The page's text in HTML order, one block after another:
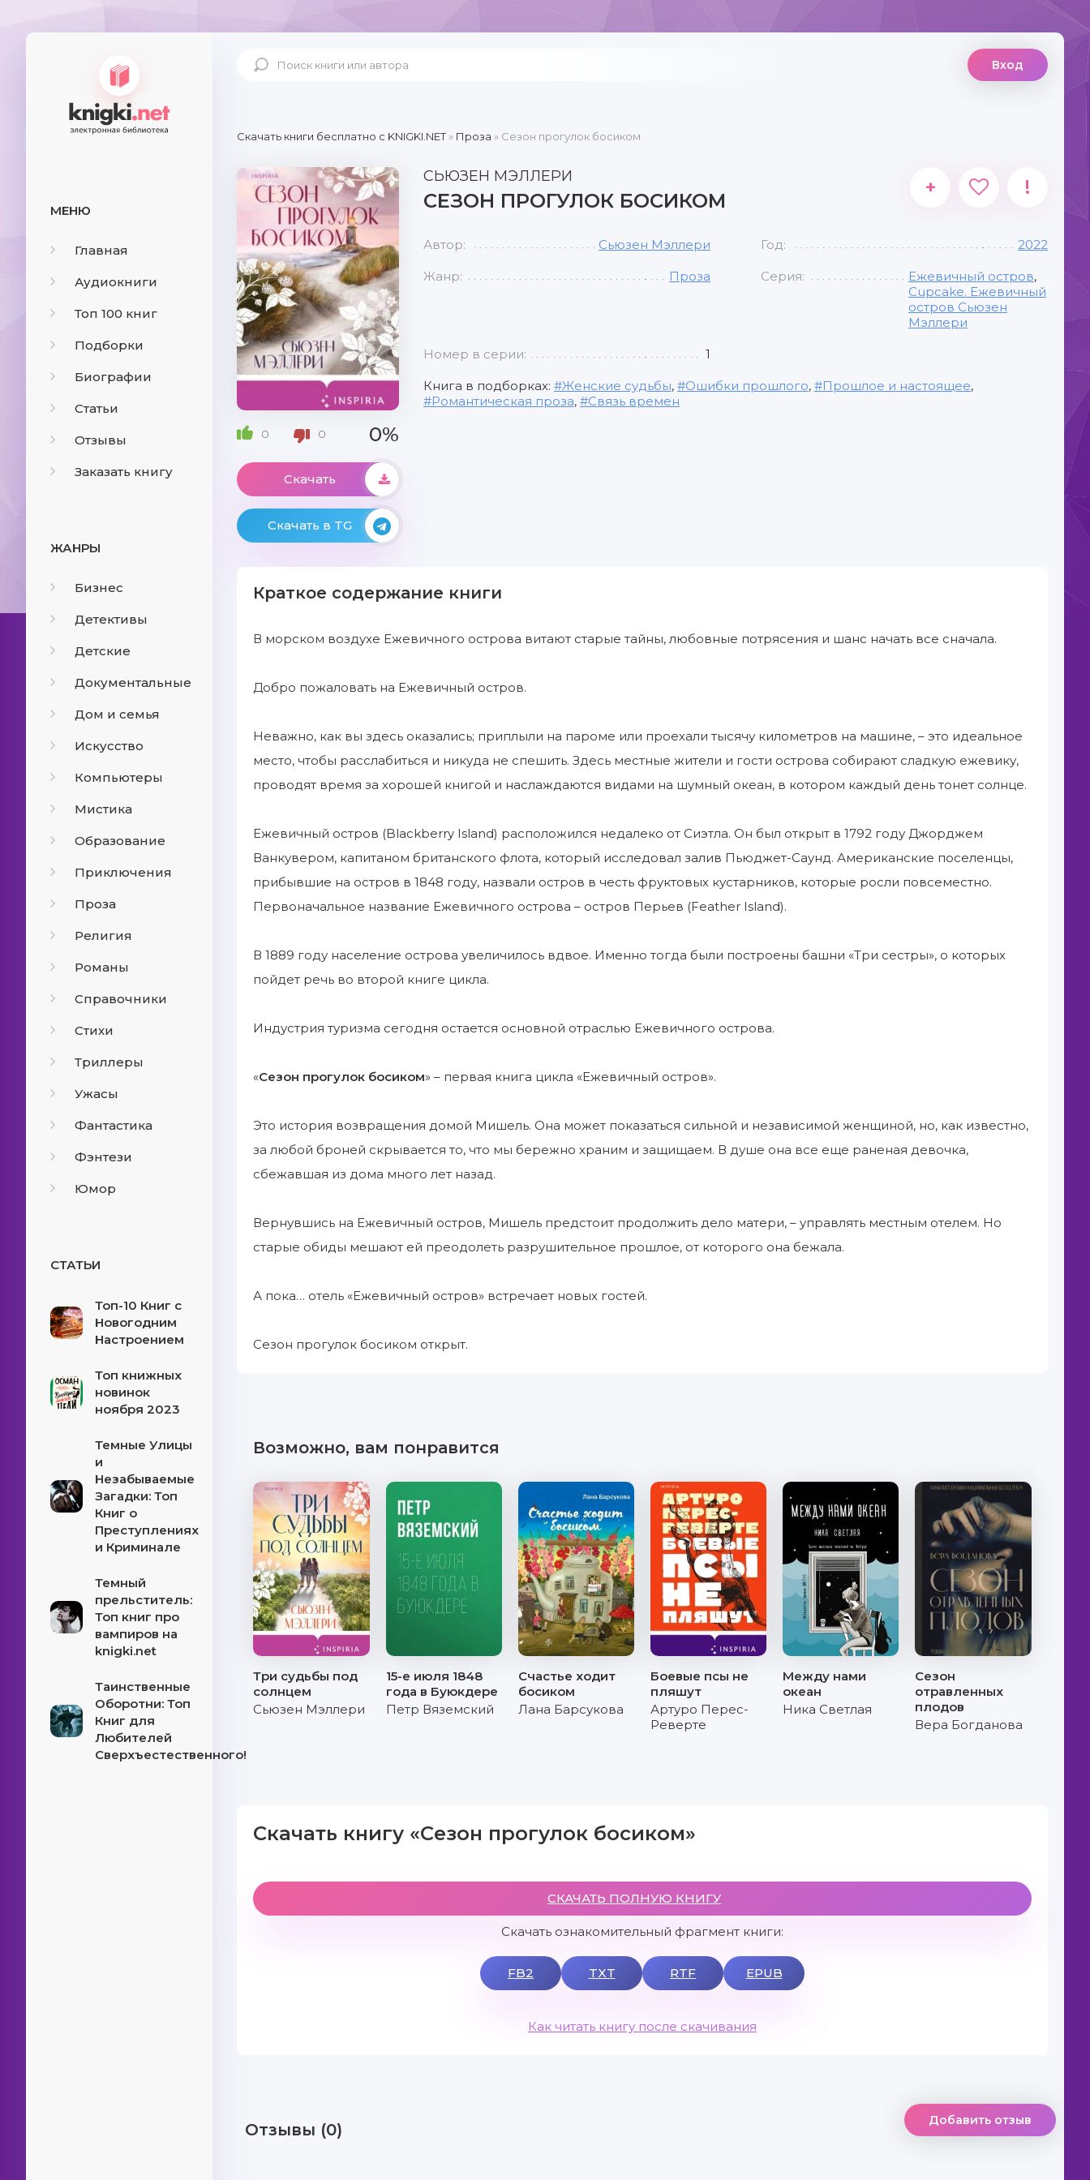
МЕНЮ
Главная
Аудиокниги
Топ 100 книг
Подборки
Биографии
Статьи
Отзывы
Заказать книгу
ЖАНРЫ
Бизнес
Детективы
Детские
Документальные
Дом и семья
Искусство
Компьютеры
Мистика
Образование
Приключения
Проза
Религия
Романы
Справочники
Стихи
Триллеры
Ужасы
Фантастика
Фэнтези
Юмор
СТАТЬИ
Топ-10 Книг с
Новогодним
Настроением
Топ книжных
новинок
ноября 2023
Темные Улицы
и
Незабываемые
Загадки: Топ
Книг о
Преступлениях
и Криминале
Темный
прельститель:
Топ книг про
вампиров на
knigki.net
Таинственные
Оборотни: Топ
Книг для
Любителей
Сверхъестественного!
Вход
Скачать книги бесплатно c KNIGKI.NET» Проза » Сезон прогулок босиком
0 0 0%
Скачать
Скачать в TG
СЬЮЗЕН МЭЛЛЕРИ
СЕЗОН ПРОГУЛОК БОСИКОМ
+ !
Автор: Сьюзен Мэллери Год: 2022
Жанр: Проза Серия: Ежевичный остров,
Cupcake. Ежевичный
остров Сьюзен
Мэллери
Номер в серии: 1
Книга в подборках: Женские судьбы, Ошибки прошлого, Прошлое и настоящее,
Романтическая проза, Связь времен
Краткое содержание книги
В морском воздухе Ежевичного острова витают старые тайны, любовные потрясения и шанс начать все сначала.
Добро пожаловать на Ежевичный остров.
Неважно, как вы здесь оказались; приплыли на пароме или проехали тысячу километров на машине, – это идеальное
место, чтобы расслабиться и никуда не спешить. Здесь местные жители и гости острова собирают сладкую ежевику,
проводят время за хорошей книгой и наслаждаются видами на шумный океан, в котором каждый день тонет солнце.
Ежевичный остров (Blackberry Island) расположился недалеко от Сиэтла. Он был открыт в 1792 году Джорджем
Ванкувером, капитаном британского флота, который исследовал залив Пьюджет-Саунд. Американские поселенцы,
прибывшие на остров в 1848 году, назвали остров в честь фруктовых кустарников, которые росли повсеместно.
Первоначальное название Ежевичного острова – остров Перьев (Feather Island).
В 1889 году население острова увеличилось вдвое. Именно тогда были построены башни «Три сестры», о которых
пойдет речь во второй книге цикла.
Индустрия туризма сегодня остается основной отраслью Ежевичного острова.
«Сезон прогулок босиком» – первая книга цикла «Ежевичный остров».
Это история возвращения домой Мишель. Она может показаться сильной и независимой женщиной, но, как известно,
за любой броней скрывается то, что мы бережно храним и защищаем. В душе она все еще раненая девочка,
сбежавшая из дома много лет назад.
Вернувшись на Ежевичный остров, Мишель предстоит продолжить дело матери, – управлять местным отелем. Но
старые обиды мешают ей преодолеть разрушительное прошлое, от которого она бежала.
А пока… отель «Ежевичный остров» встречает новых гостей.
Сезон прогулок босиком открыт.
Возможно, вам понравится
Три судьбы под
солнцем
Сьюзен Мэллери
15-е июля 1848
года в Буюкдере
Петр Вяземский
Счастье ходит
босиком
Лана Барсукова
Боевые псы не
пляшут
Артуро Перес-
Реверте
Между нами
океан
Ника Светлая
Сезон
отравленных
плодов
Вера Богданова
Скачать книгу «Сезон прогулок босиком»
СКАЧАТЬ ПОЛНУЮ КНИГУ
Скачать ознакомительный фрагмент книги:
FB2 TXT RTF EPUB
Как читать книгу после скачивания
Отзывы (0) Добавить отзыв